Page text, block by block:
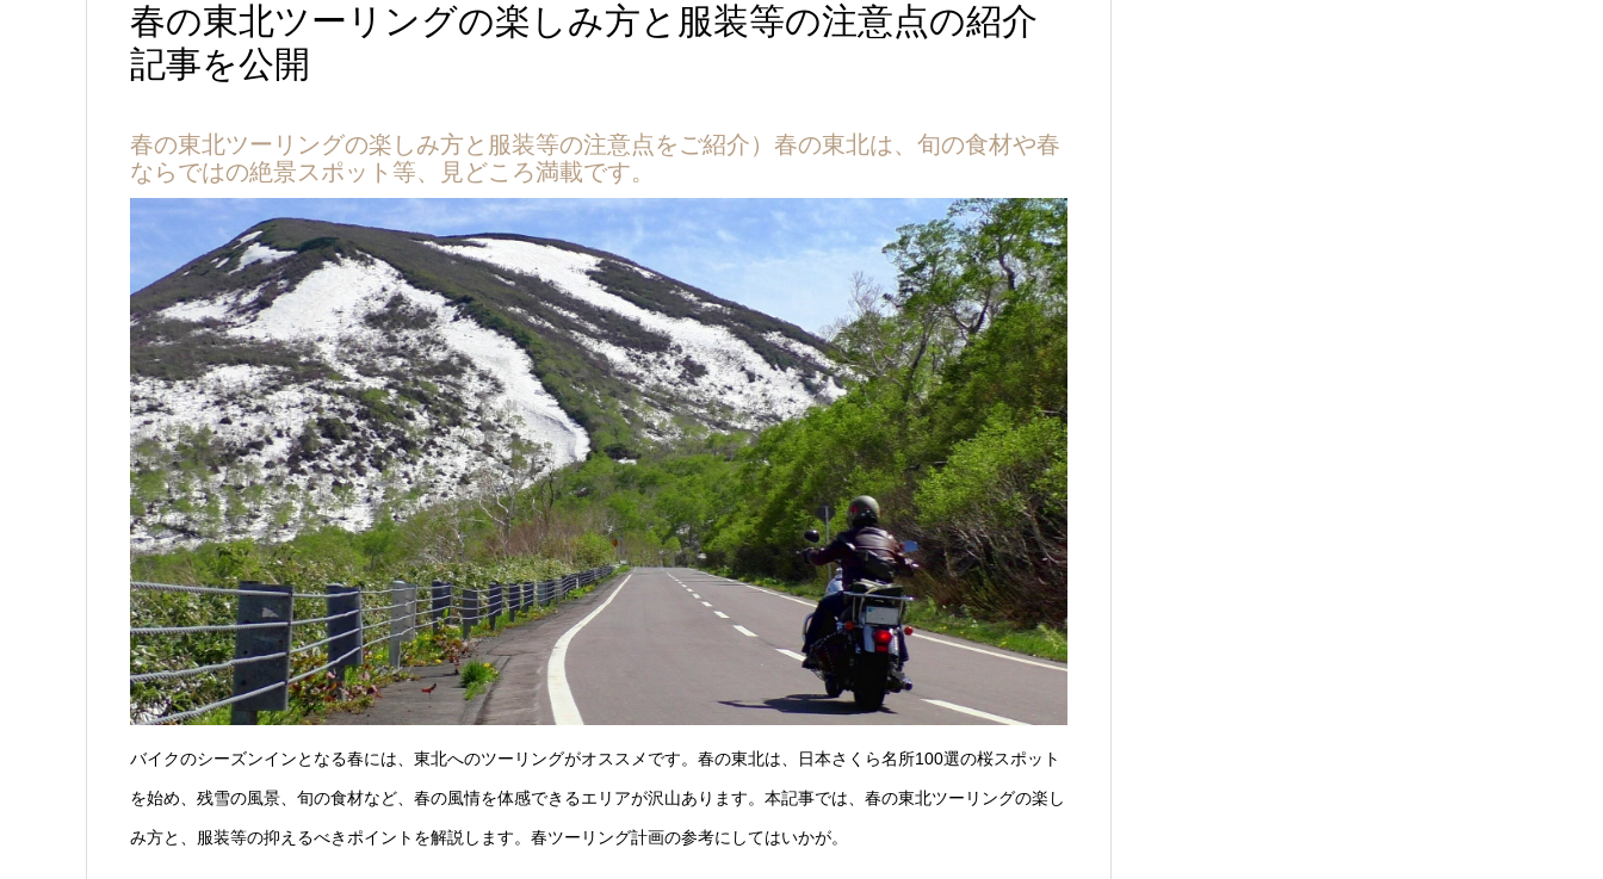
春の東北ツーリングの楽しみ方と服装等の注意点の紹介
記事を公開
春の東北ツーリングの楽しみ方と服装等の注意点をご紹介）春の東北は、旬の食材や春
ならではの絶景スポット等、見どころ満載です。
バイクのシーズンインとなる春には、東北へのツーリングがオススメです。春の東北は、日本さくら名所100選の桜スポット
を始め、残雪の風景、旬の食材など、春の風情を体感できるエリアが沢山あります。本記事では、春の東北ツーリングの楽し
み方と、服装等の抑えるべきポイントを解説します。春ツーリング計画の参考にしてはいかが。